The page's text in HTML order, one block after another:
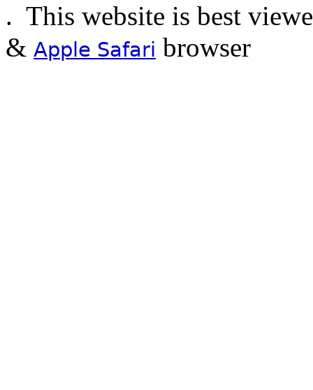
. This website is best
& Apple Safari browser